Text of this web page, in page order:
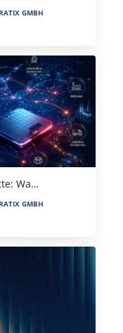
GMBH
Wa…
GMBH